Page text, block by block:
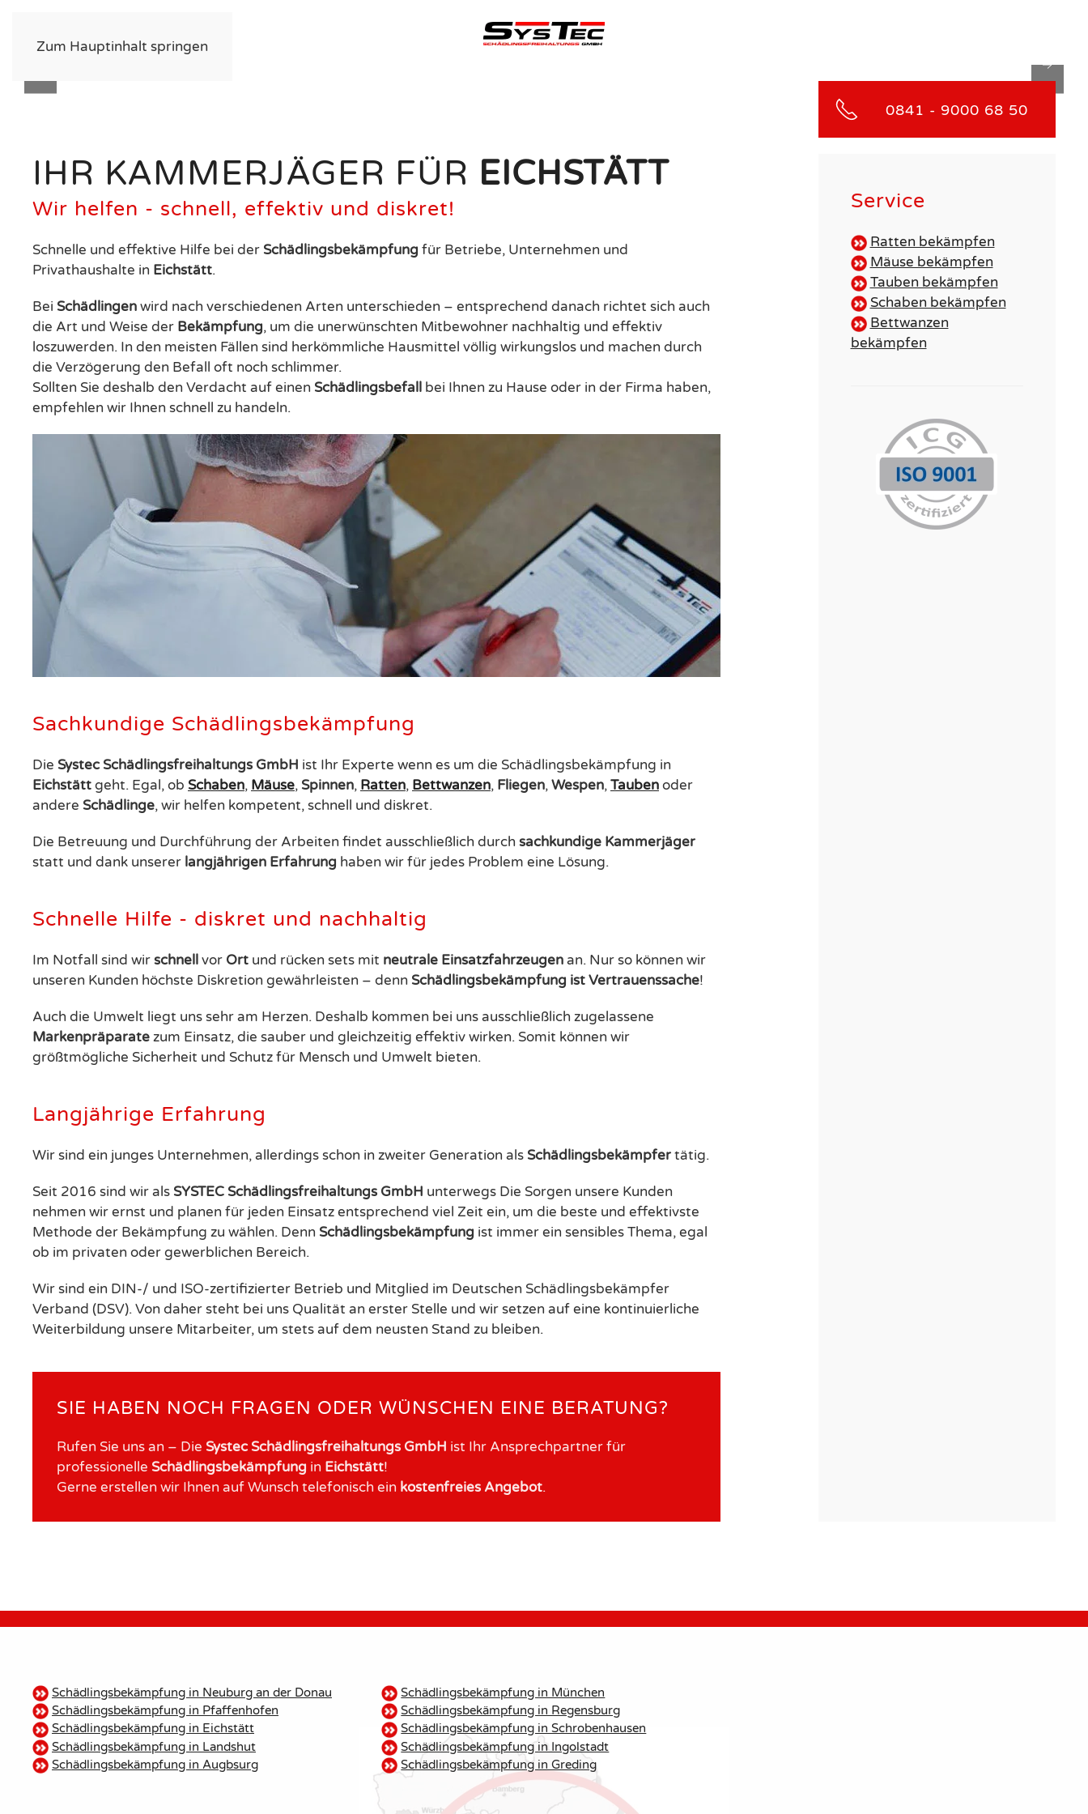
Zum Hauptinhalt springen
Schädlingsbekämpfung in
0841 - 9000 68 50
IHR KAMMERJÄGER FÜR EICHSTÄTT
Wir helfen - schnell, effektiv und diskret!
Schnelle und effektive Hilfe bei der Schädlingsbekämpfung für Betriebe, Unternehmen und
Privathaushalte in Eichstätt.
Bei Schädlingenwird nach verschiedenen Arten unterschieden – entsprechend danach richtet sich auch
die Art und Weise der Bekämpfung, um die unerwünschten Mitbewohner nachhaltig und effektiv
loszuwerden. In den meisten Fällen sind herkömmliche Hausmittel völlig wirkungslos und machen durch
die Verzögerung den Befall oft noch schlimmer.
Sollten Sie deshalb den Verdacht auf einen Schädlingsbefall bei Ihnen zu Hause oder in der Firma haben,
empfehlen wir Ihnen schnell zu handeln.
Sachkundige Schädlingsbekämpfung
Die Systec Schädlingsfreihaltungs GmbH ist Ihr Experte wenn es um die Schädlingsbekämpfung in
Eichstättgeht. Egal, ob Schaben, Mäuse, Spinnen, Ratten, Bettwanzen, Fliegen,Wespen,Taubenoder
andere Schädlinge, wir helfen kompetent, schnell und diskret.
Die Betreuung und Durchführung der Arbeiten findet ausschließlich durch sachkundige Kammerjäger
statt und dank unserer langjährigen Erfahrung haben wir für jedes Problem eine Lösung.
Schnelle Hilfe - diskret und nachhaltig
Im Notfall sind wirschnellvor Ort und rücken sets mit neutrale Einsatzfahrzeugenan. Nur so können wir
unseren Kunden höchste Diskretion gewährleisten – denn Schädlingsbekämpfung ist Vertrauenssache!
Auch die Umwelt liegt uns sehr am Herzen. Deshalb kommen bei uns ausschließlich zugelassene
Markenpräparatezum Einsatz, die sauber und gleichzeitig effektiv wirken. Somit können wir
größtmögliche Sicherheit und Schutz für Mensch und Umwelt bieten.
Langjährige Erfahrung
Wir sind ein junges Unternehmen, allerdings schon in zweiter Generation als Schädlingsbekämpfertätig.
Seit 2016 sind wir als SYSTEC Schädlingsfreihaltungs GmbH unterwegs Die Sorgen unsere Kunden
nehmen wir ernst und planen für jeden Einsatz entsprechend viel Zeit ein, um die beste und effektivste
Methode der Bekämpfung zu wählen. Denn Schädlingsbekämpfung ist immer ein sensibles Thema, egal
ob im privaten oder gewerblichen Bereich.
Wir sind ein DIN-/ und ISO-zertifizierter Betrieb und Mitglied im Deutschen Schädlingsbekämpfer
Verband (DSV). Von daher steht bei uns Qualität an erster Stelle und wir setzen auf eine kontinuierliche
Weiterbildung unsere Mitarbeiter, um stets auf dem neusten Stand zu bleiben.
SIE HABEN NOCH FRAGEN ODER WÜNSCHEN EINE BERATUNG?
Rufen Sie uns an – Die Systec Schädlingsfreihaltungs GmbH ist Ihr Ansprechpartner für
professionelle Schädlingsbekämpfung in Eichstätt!
Gerne erstellen wir Ihnen auf Wunsch telefonisch ein kostenfreies Angebot.
Service
Ratten bekämpfen
Mäuse bekämpfen
Tauben bekämpfen
Schaben bekämpfen
Bettwanzen
bekämpfen
Schädlingsbekämpfung in Neuburg an der Donau
Schädlingsbekämpfung in Pfaffenhofen
Schädlingsbekämpfung in Eichstätt
Schädlingsbekämpfung in Landshut
Schädlingsbekämpfung in Augbsurg
Schädlingsbekämpfung in München
Schädlingsbekämpfung in Regensburg
Schädlingsbekämpfung in Schrobenhausen
Schädlingsbekämpfung in Ingolstadt
Schädlingsbekämpfung in Greding